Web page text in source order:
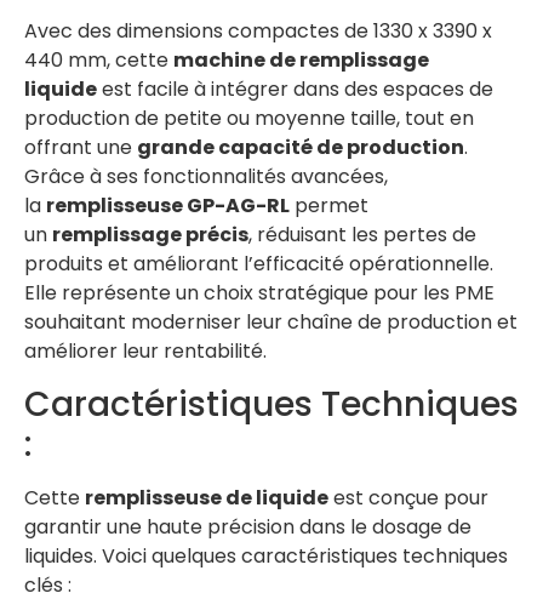
Avec des dimensions compactes de 1330 x 3390 x
440 mm, cette machine de remplissage
liquideest facile à intégrer dans des espaces de
production de petite ou moyenne taille, tout en
offrant une grande capacité de production.
Grâce à ses fonctionnalités avancées,
la remplisseuse GP-AG-RL permet
un remplissage précis, réduisant les pertes de
produits et améliorant l’efficacité opérationnelle.
Elle représente un choix stratégique pour les PME
souhaitant moderniser leur chaîne de production et
améliorer leur rentabilité.
Caractéristiques Techniques
:
Cette remplisseuse de liquideest conçue pour
garantir une haute précision dans le dosage de
liquides. Voici quelques caractéristiques techniques
clés :